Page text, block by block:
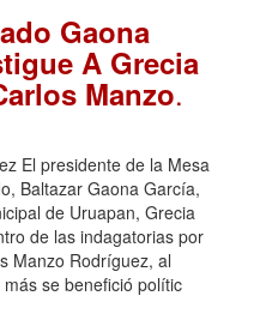
Gaona
A Grecia
Manzo.
El presidente de la Mesa
Baltazar Gaona García,
de Uruapan, Grecia
de las indagatorias por
Manzo Rodríguez, al
se benefició polític